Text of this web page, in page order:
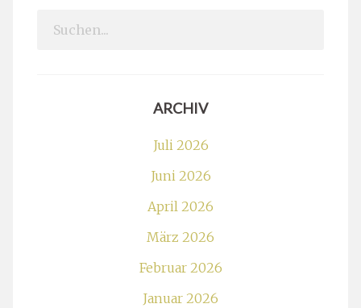
Search
ARCHIV
Juli 2026
Juni 2026
April 2026
März 2026
Februar 2026
Januar 2026